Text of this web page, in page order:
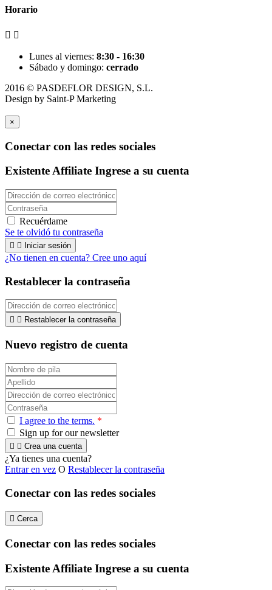
Horario
 
Lunes al viernes: 8:30 - 16:30
Sábado y domingo: cerrado
2016 © PASDEFLOR DESIGN, S.L.
Design by Saint-P Marketing
×
Conectar con las redes sociales
Existente Affiliate Ingrese a su cuenta
Recuérdame
Se te olvidó tu contraseña
  Iniciar sesión
¿No tienen en cuenta? Cree uno aquí
Restablecer la contraseña
  Restablecer la contraseña
Nuevo registro de cuenta
I agree to the terms. *
Sign up for our newsletter
  Crea una cuenta
¿Ya tienes una cuenta?
Entrar en vez O Restablecer la contraseña
Conectar con las redes sociales
 Cerca
Conectar con las redes sociales
Existente Affiliate Ingrese a su cuenta